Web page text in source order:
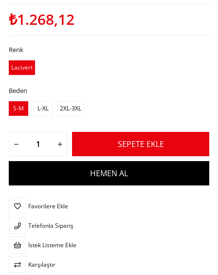
₺1.268,12
Renk
Lacivert
Beden
S-M L-XL 2XL-3XL
Favorilere Ekle
Telefonla Sipariş
İstek Listeme Ekle
Karşılaştır